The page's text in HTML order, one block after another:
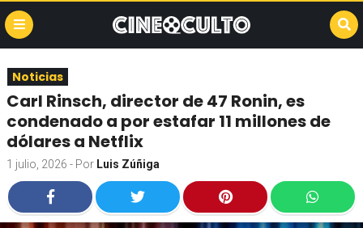
Noticias
Carl Rinsch, director de 47 Ronin, es
condenado a por estafar 11 millones de
dólares a Netflix
1 julio, 2026 - Por Luis Zúñiga